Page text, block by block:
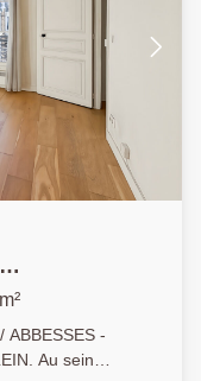
ABBESSES -
sein